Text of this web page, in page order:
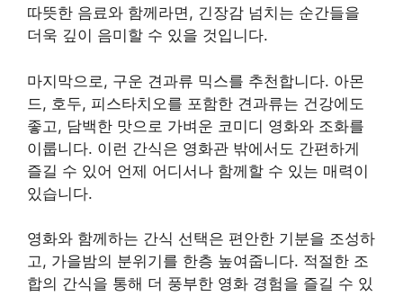
따뜻한 음료와 함께라면, 긴장감 넘치는 순간들을
더욱 깊이 음미할 수 있을 것입니다.
마지막으로, 구운 견과류 믹스를 추천합니다. 아몬
드, 호두, 피스타치오를 포함한 견과류는 건강에도
좋고, 담백한 맛으로 가벼운 코미디 영화와 조화를
이룹니다. 이런 간식은 영화관 밖에서도 간편하게
즐길 수 있어 언제 어디서나 함께할 수 있는 매력이
있습니다.
영화와 함께하는 간식 선택은 편안한 기분을 조성하
고, 가을밤의 분위기를 한층 높여줍니다. 적절한 조
합의 간식을 통해 더 풍부한 영화 경험을 즐길 수 있